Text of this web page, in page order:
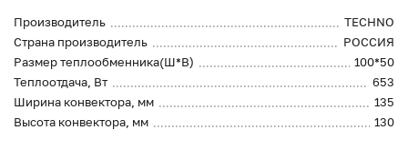
Производитель
TECHNO
Страна производитель
РОССИЯ
Размер теплообменника(Ш*В)
100*50
Теплоотдача, Вт
653
Ширина конвектора, мм
135
Высота конвектора, мм
130